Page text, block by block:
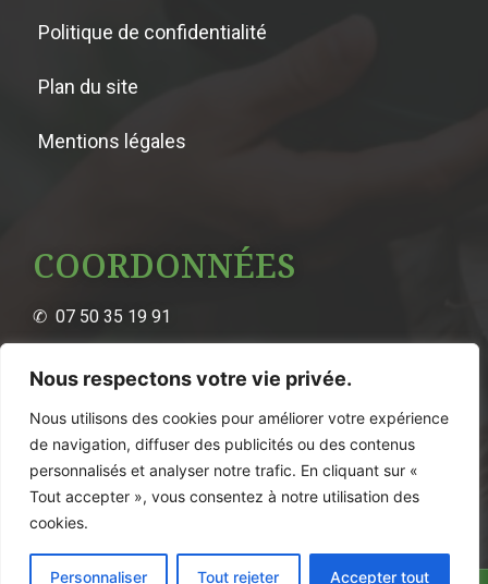
Nous respectons votre vie privée.
Nous utilisons des cookies pour améliorer votre expérience
de navigation, diffuser des publicités ou des contenus
personnalisés et analyser notre trafic. En cliquant sur «
Tout accepter », vous consentez à notre utilisation des
cookies.
Personnaliser Tout rejeter Accepter tout
Politique de confidentialité
Plan du site
Mentions légales
COORDONNÉES
✆ 07 50 35 19 91
OBTENIR UN DEVIS